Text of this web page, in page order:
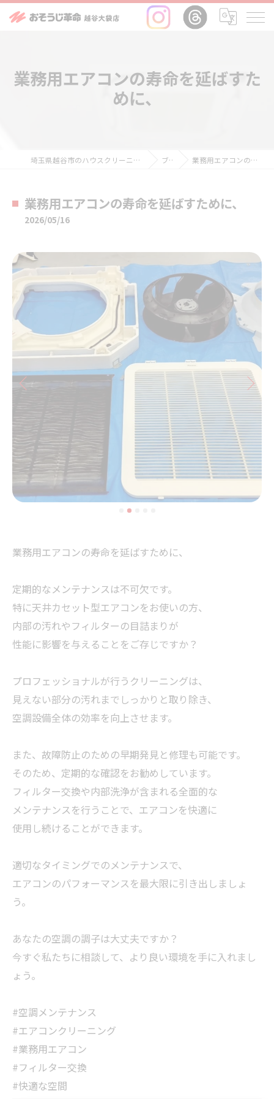
業務用エアコンの寿命を延ばすた
めに、
埼玉県越谷市のハウスクリーニングならおそうじ革命越谷大袋店 ブログ 業務用エアコンの寿命を延ばすために、
業務用エアコンの寿命を延ばすために、
2026/05/16
業務用エアコンの寿命を延ばすために、
定期的なメンテナンスは不可欠です。
特に天井カセット型エアコンをお使いの方、
内部の汚れやフィルターの目詰まりが
性能に影響を与えることをご存じですか？
プロフェッショナルが行うクリーニングは、
見えない部分の汚れまでしっかりと取り除き、
空調設備全体の効率を向上させます。
また、故障防止のための早期発見と修理も可能です。
そのため、定期的な確認をお勧めしています。
フィルター交換や内部洗浄が含まれる全面的な
メンテナンスを行うことで、エアコンを快適に
使用し続けることができます。
適切なタイミングでのメンテナンスで、
エアコンのパフォーマンスを最大限に引き出しましょ
う。
あなたの空調の調子は大丈夫ですか？
今すぐ私たちに相談して、より良い環境を手に入れまし
ょう。
#空調メンテナンス
#エアコンクリーニング
#業務用エアコン
#フィルター交換
#快適な空間